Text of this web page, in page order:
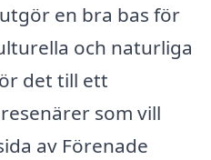
en bra bas för
och naturliga
det till ett
som vill
av Förenade